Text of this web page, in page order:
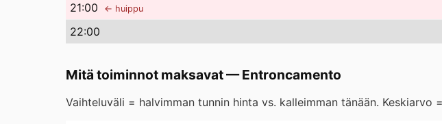
21:00 ← huippu
22:00
Mitä toiminnot maksavat—Entroncamento
Vaihteluväli = halvimman tunnin hinta vs. kalleimman tänään.